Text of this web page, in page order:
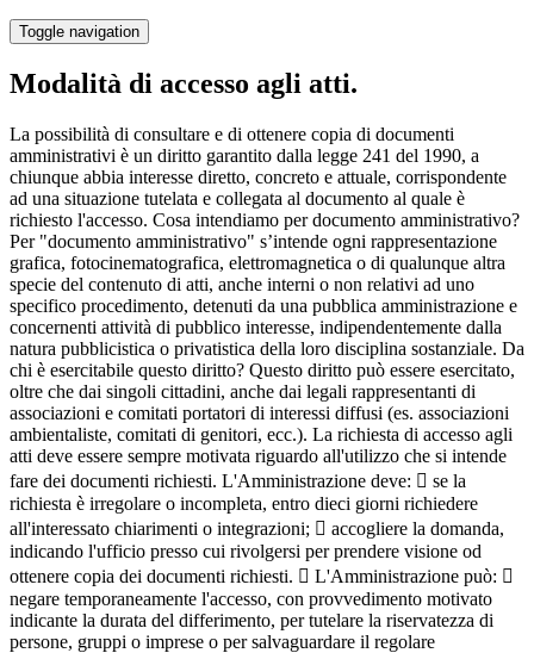
Toggle navigation
Modalità di accesso agli atti.
La possibilità di consultare e di ottenere copia di documenti
amministrativi è un diritto garantito dalla legge 241 del 1990, a
chiunque abbia interesse diretto, concreto e attuale, corrispondente
ad una situazione tutelata e collegata al documento al quale è
richiesto l'accesso. Cosa intendiamo per documento amministrativo?
Per "documento amministrativo" s’intende ogni rappresentazione
grafica, fotocinematografica, elettromagnetica o di qualunque altra
specie del contenuto di atti, anche interni o non relativi ad uno
specifico procedimento, detenuti da una pubblica amministrazione e
concernenti attività di pubblico interesse, indipendentemente dalla
natura pubblicistica o privatistica della loro disciplina sostanziale. Da
chi è esercitabile questo diritto? Questo diritto può essere esercitato,
oltre che dai singoli cittadini, anche dai legali rappresentanti di
associazioni e comitati portatori di interessi diffusi (es. associazioni
ambientaliste, comitati di genitori, ecc.). La richiesta di accesso agli
atti deve essere sempre motivata riguardo all'utilizzo che si intende
fare dei documenti richiesti. L'Amministrazione deve:  se la
richiesta è irregolare o incompleta, entro dieci giorni richiedere
all'interessato chiarimenti o integrazioni;  accogliere la domanda,
indicando l'ufficio presso cui rivolgersi per prendere visione od
ottenere copia dei documenti richiesti.  L'Amministrazione può: 
negare temporaneamente l'accesso, con provvedimento motivato
indicante la durata del differimento, per tutelare la riservatezza di
persone, gruppi o imprese o per salvaguardare il regolare